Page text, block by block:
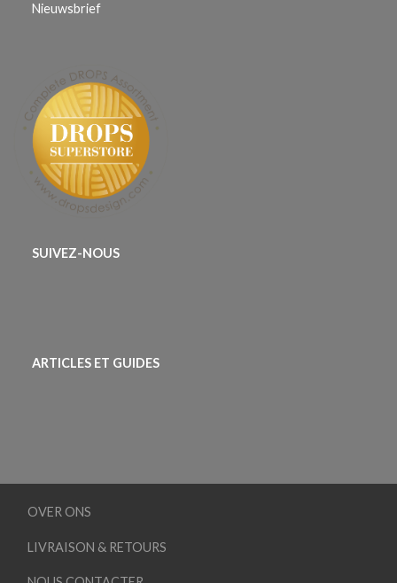
Nieuwsbrief
SUIVEZ-NOUS
ARTICLES ET GUIDES
OVER ONS
LIVRAISON & RETOURS